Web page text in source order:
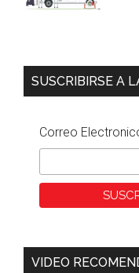
SUSCRIBIRSE A
Correo
VIDEO